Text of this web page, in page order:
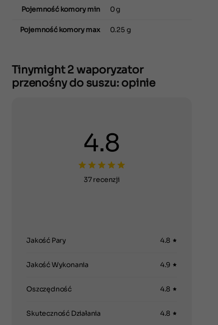
Pojemność komory min 0 g
Pojemność komory max 0.25 g
Tinymight 2 waporyzator
przenośny do suszu: opinie
4.8
37 recenzji
Jakość Pary 4.8
Jakość Wykonania 4.9
Oszczędność 4.8
Skuteczność Działania 4.8